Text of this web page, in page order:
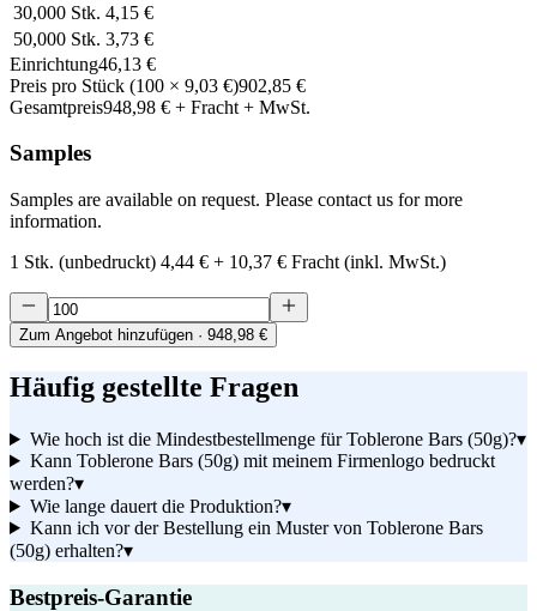
30,000 Stk. 4,15 €
50,000 Stk. 3,73 €
Einrichtung46,13 €
Preis pro Stück (100 × 9,03 €)902,85 €
Gesamtpreis948,98 € + Fracht + MwSt.
Samples
Samples are available on request. Please contact us for more
information.
1 Stk. (unbedruckt) 4,44 € + 10,37 € Fracht (inkl. MwSt.)
Zum Angebot hinzufügen · 948,98 €
Häufig gestellte Fragen
Wie hoch ist die Mindestbestellmenge für Toblerone Bars (50g)?▾
Kann Toblerone Bars (50g) mit meinem Firmenlogo bedruckt
werden?▾
Wie lange dauert die Produktion?▾
Kann ich vor der Bestellung ein Muster von Toblerone Bars
(50g) erhalten?▾
Bestpreis-Garantie